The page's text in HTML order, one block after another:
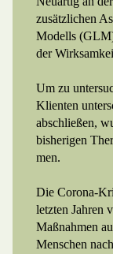
zusätzlichen
Modells
der
Um zu
Klienten
abschließen,
bisherigen
men.
Die Corona-
letzten Jahren
Maßnahmen
Menschen